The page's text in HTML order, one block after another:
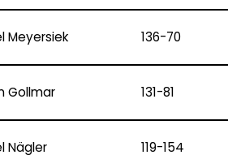
Meyersiek 136-70
Gollmar 131-81
Nägler 119-154